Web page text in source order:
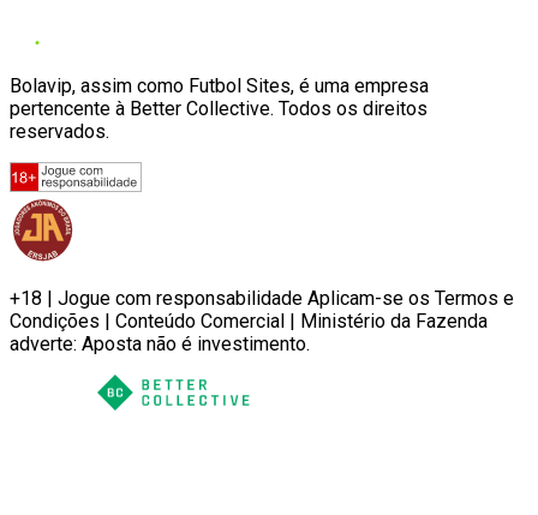
Bolavip, assim como Futbol Sites, é uma empresa
pertencente à Better Collective. Todos os direitos
reservados.
+18 | Jogue com responsabilidade Aplicam-se os Termos e
Condições | Conteúdo Comercial | Ministério da Fazenda
adverte: Aposta não é investimento.